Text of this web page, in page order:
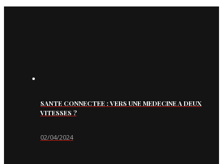
SANTE CONNECTEE : VERS UNE MEDECINE A DEUX
VITESSES ?
02/04/2024